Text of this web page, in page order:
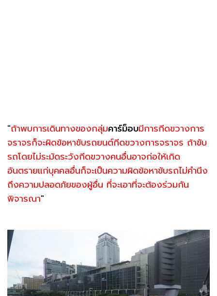
"ถ้าพบการเดินทางของกลุ่มคาร์ม็อบมีการกีดขวางการ
จราจรก็จะผิดข้อหาขับรถยนต์กีดขวางการจราจร ถ้าขับ
รถโดยไม่ระมัดระวังกีดขวางคนอื่นอาจก่อให้เกิด
อันตรายแก่บุคคลอื่นก็จะเป็นความผิดข้อหาขับรถไม่คํานึง
ถึงความปลอดภัยของผู้อื่น ที่จะเอาที่จะต้องร่วมกัน
พิจารณา"